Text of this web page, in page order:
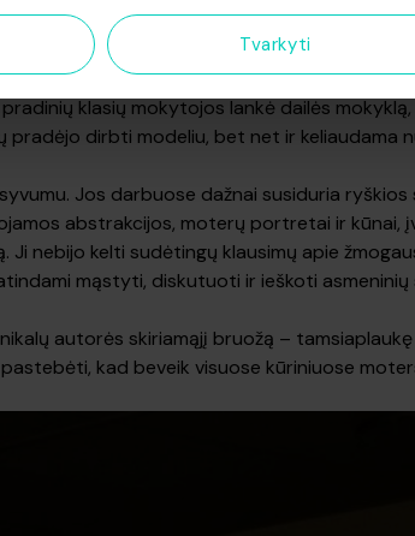
klasių mokytojos lankė dailės
pradėjo dirbti modeliu, bet net ir keliaudama
Jos darbuose dažnai susiduria
abstrakcijos, moterų portretai ir kūnai,
nebijo kelti sudėtingų klausimų apie
mąstyti, diskutuoti ir ieškoti asmeninių
autorės skiriamąjį bruožą –
kad beveik visuose kūriniuose
Tvarkyti